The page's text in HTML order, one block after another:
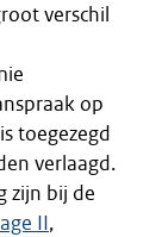
verschil
op
toegezegd
verlaagd.
zijn bij de
II,